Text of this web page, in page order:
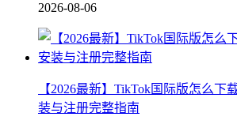
2026-08-06
【2026最新】TikTok国际版怎么下
装与注册完整指南